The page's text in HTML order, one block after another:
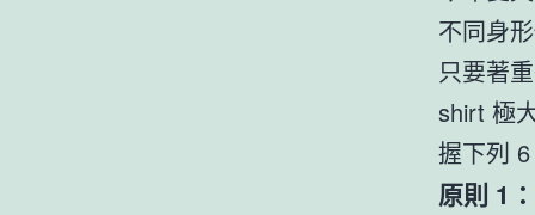
不同身
只要著
shirt 極
握下列
原則 1